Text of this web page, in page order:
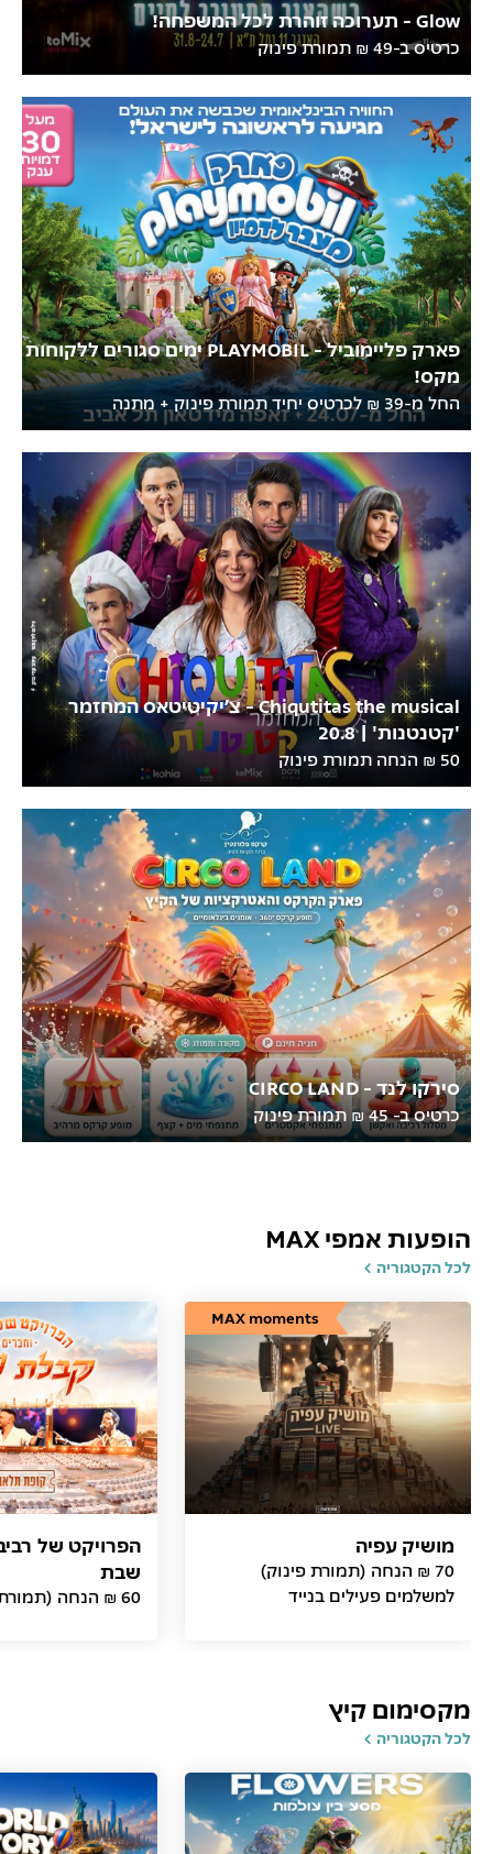
Glow - תערוכה זוהרת לכל המשפחה!
כרטיס ב-49 ₪ תמורת פינוק
פארק פליימוביל - PLAYMOBIL ימים סגורים ללקוחות
מקס!
החל מ-39 ₪ לכרטיס יחיד תמורת פינוק + מתנה
Chiqutitas the musical - צ’יקיטיטאס המחזמר
'קטנטנות' | 20.8
50 ₪ הנחה תמורת פינוק
סירקו לנד - CIRCO LAND
כרטיס ב- 45 ₪ תמורת פינוק
הופעות אמפי MAX
לכל הקטגוריה
מושיק עפיה
70 ₪ הנחה (תמורת פינוק)
למשלמים פעילים בנייד
MAX moments
הפרויקט של
שבת
60 ₪ הנחה (תמורת פינוק)
מקסימום קיץ
לכל הקטגוריה